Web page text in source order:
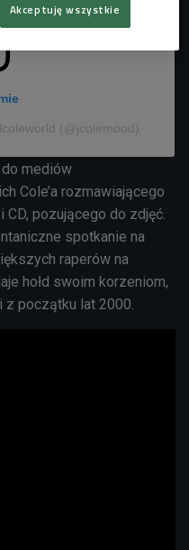
(@jcolemood)
do mediów
Cole’a rozmawiającego
pozującego do zdjęć.
spotkanie na
raperów na
hołd swoim korzeniom,
początku lat 2000.
Akceptuję wszystkie